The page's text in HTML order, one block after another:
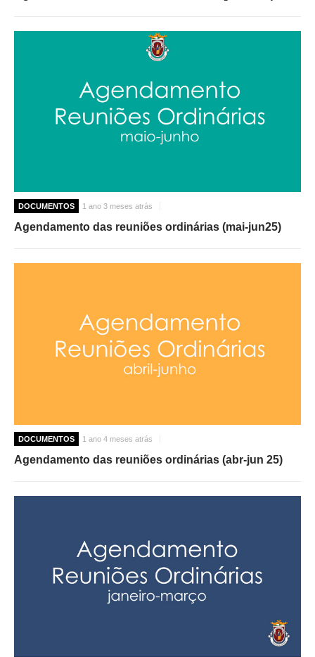
DOCUMENTOS 1 ano 3 meses atrás
Agendamento das reuniões ordinárias (mai-jun25)
DOCUMENTOS 1 ano 4 meses atrás
Agendamento das reuniões ordinárias (abr-jun 25)